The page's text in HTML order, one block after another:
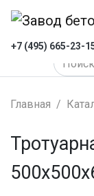
+7 (495) 665-23-
Главная